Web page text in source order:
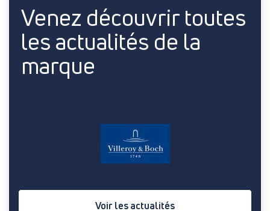
Venez découvrir toutes
les actualités de la
marque
Voir les actualités